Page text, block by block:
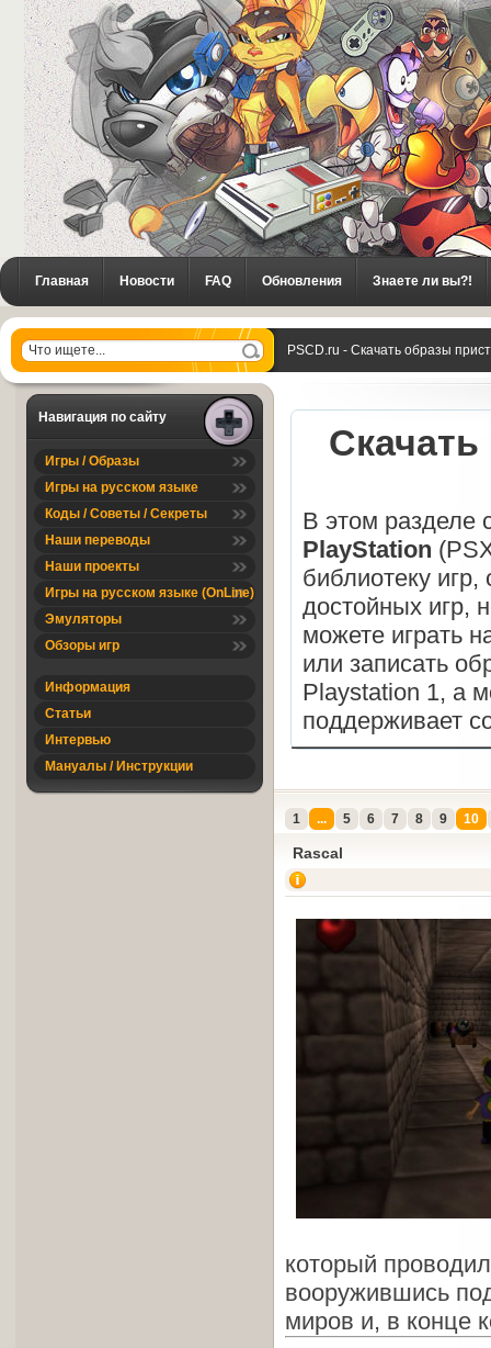
Главная Новости FAQ Обновления Знаете ли вы?!
PSCD.ru - Скачать образы
Навигация по сайту
Игры / Образы
Игры на русском языке
Коды / Советы / Секреты
Наши переводы
Наши проекты
Игры на русском языке (OnLine)
Эмуляторы
Обзоры игр
Информация
Статьи
Интервью
Мануалы / Инструкции
В этом
PlayStation
библиотеку
достойных игр,
можете играть
или записать
Playstation 1, а
поддерживает
1 ... 5 6 7 8 9 10
Rascal
который
вооружившись
миров и, в конце